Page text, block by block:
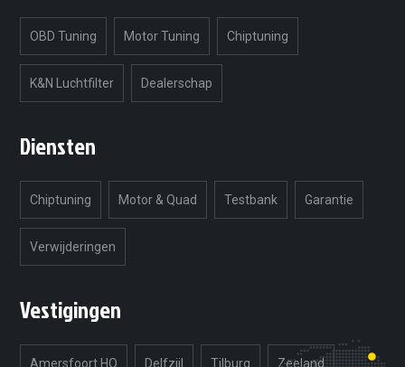
OBD Tuning Motor Tuning Chiptuning
K&N Luchtfilter Dealerschap
Diensten
Chiptuning Motor & Quad Testbank Garantie
Verwijderingen
Vestigingen
Amersfoort HQ Delfzijl Tilburg Zeeland